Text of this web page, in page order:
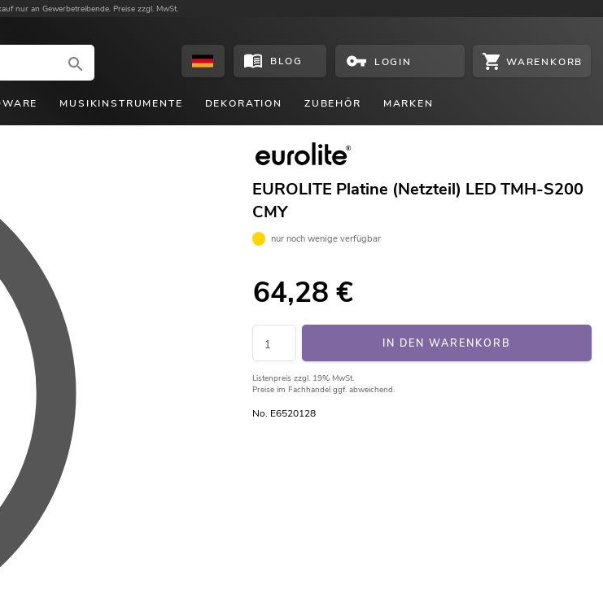
nur an Gewerbetreibende. Preise zzgl. MwSt.
BLOG LOGIN WARENKORB
MUSIKINSTRUMENTE DEKORATION ZUBEHÖR MARKEN
EUROLITE Platine (Netzteil) LED TMH-S200
CMY
nur noch wenige verfügbar
64,28 €
IN DEN WARENKORB
Listenpreis zzgl. 19% MwSt.
Preise im Fachhandel ggf. abweichend.
No. E6520128